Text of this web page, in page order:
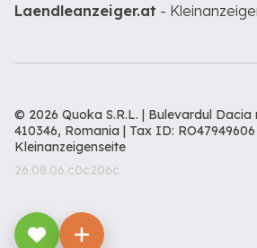
Laendleanzeiger.at -
© 2026 Quoka S.R.L. | Bulevardul Dacia
410346, Romania | Tax ID:
Kleinanzeigenseite
26.08.06.c0c206c